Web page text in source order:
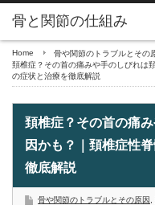
骨と関節の仕組み
Home 骨や関節のトラブルとその
頚椎症？その首の痛みや手のしびれは
の症状と治療を徹底解説
頚椎症？その首の痛
因かも？｜頚椎症性
徹底解説
骨や関節のトラブルとその原因